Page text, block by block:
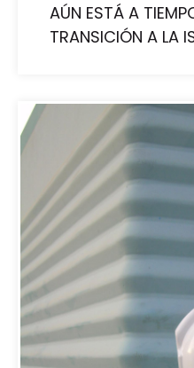
AÚN ESTÁ A
TRANSICIÓN A LA